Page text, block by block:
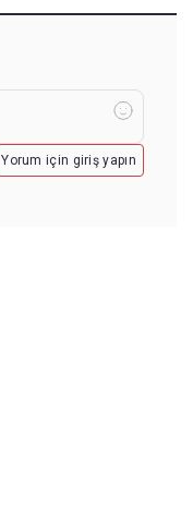
Yorum için giriş yapın